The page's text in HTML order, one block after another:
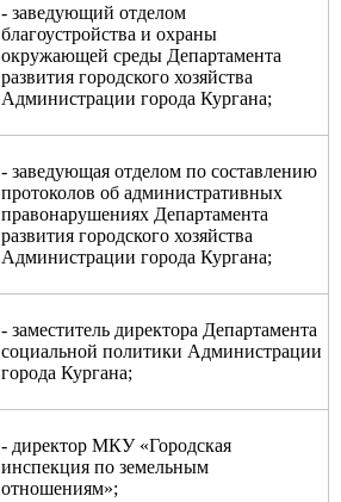
- заведующий отделом
благоустройства и охраны
окружающей среды Департамента
развития городского хозяйства
Администрации города Кургана;
- заведующая отделом по составлению
протоколов об административных
правонарушениях Департамента
развития городского хозяйства
Администрации города Кургана;
- заместитель директора Департамента
социальной политики Администрации
города Кургана;
- директор МКУ «Городская
инспекция по земельным
отношениям»;